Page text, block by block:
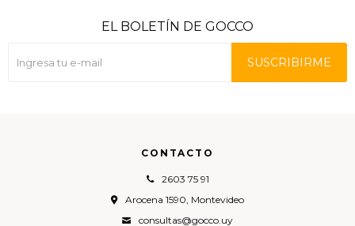
CONTACTO
2603 75 91
Arocena 1590, Montevideo
consultas@gocco.uy
EL BOLETÍN DE GOCCO
SUSCRIBIRME